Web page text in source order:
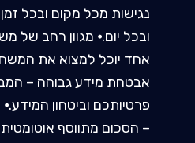
ובכל יום.⦁ מגוון רחב של
אחד יוכל למצוא את
אבטחת מידע גבוהה –
פרטיותכם וביטחון
– הסכום מתווסף